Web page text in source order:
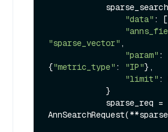
"data" :
"sparse_vector" ,
"param" :
{"metric_type" : "IP"},
"limit" :